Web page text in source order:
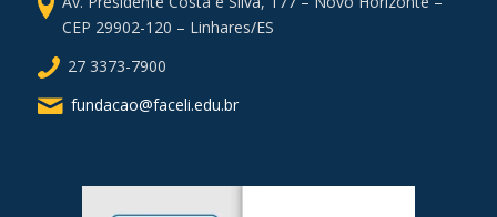
CEP 29902-120 – Linhares/ES
27 3373-7900
fundacao@faceli.edu.br